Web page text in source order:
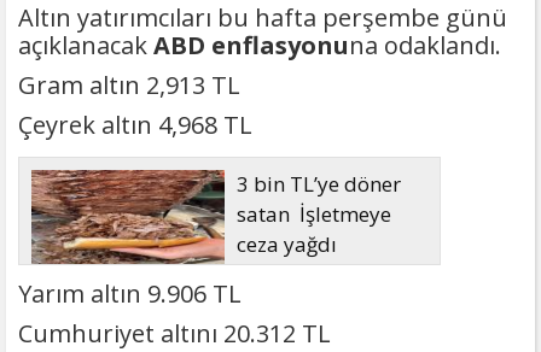
Altın yatırımcıları bu hafta perşembe günü
açıklanacakABD enflasyonuna odaklandı.
Gram altın 2,913 TL
Çeyrek altın 4,968 TL
3 bin TL’ye döner
satan İşletmeye
ceza yağdı
Yarım altın 9.906 TL
Cumhuriyet altını 20.312 TL